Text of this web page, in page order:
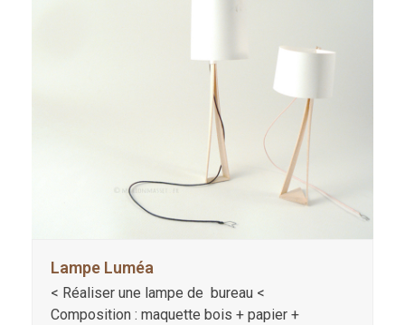
Lampe Luméa
< Réaliser une lampe de bureau <
Composition : maquette bois + papier +